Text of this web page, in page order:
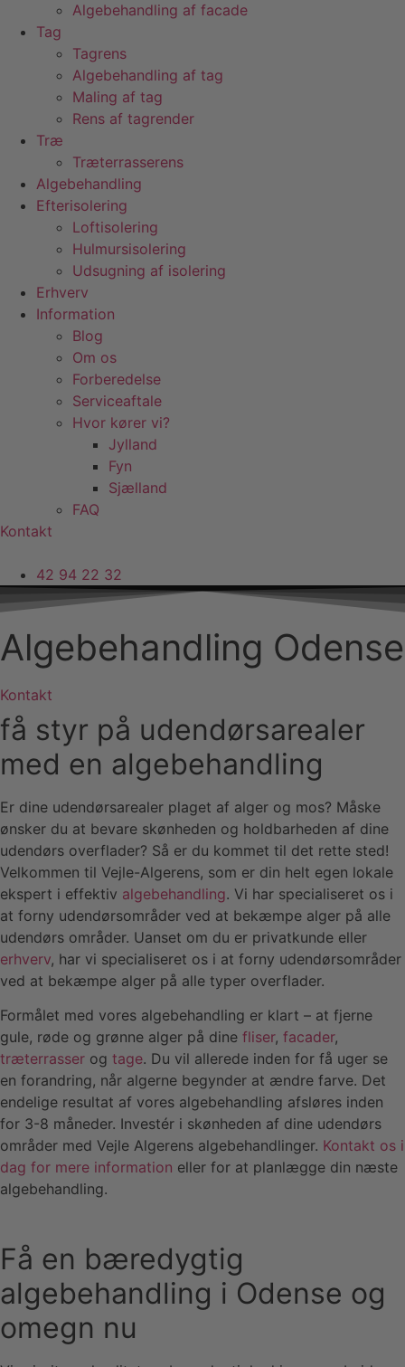
Algebehandling af facade
Tag
Tagrens
Algebehandling af tag
Maling af tag
Rens af tagrender
Træ
Træterrasserens
Algebehandling
Efterisolering
Loftisolering
Hulmursisolering
Udsugning af isolering
Erhverv
Information
Blog
Om os
Forberedelse
Serviceaftale
Hvor kører vi?
Jylland
Fyn
Sjælland
FAQ
Kontakt
42 94 22 32
Algebehandling Odense
Kontakt
få styr på udendørsarealer
med en algebehandling
Er dine udendørsarealer plaget af alger og mos? Måske
ønsker du at bevare skønheden og holdbarheden af dine
udendørs overflader? Så er du kommet til det rette sted!
Velkommen til Vejle-Algerens, som er din helt egen lokale
ekspert i effektiv algebehandling. Vi har specialiseret os i
at forny udendørsområder ved at bekæmpe alger på alle
udendørs områder. Uanset om du er privatkunde eller
erhverv, har vi specialiseret os i at forny udendørsområder
ved at bekæmpe alger på alle typer overflader.
Formålet med vores algebehandling er klart – at fjerne
gule, røde og grønne alger på dine fliser, facader,
træterrasser og tage. Du vil allerede inden for få uger se
en forandring, når algerne begynder at ændre farve. Det
endelige resultat af vores algebehandling afsløres inden
for 3-8 måneder. Investér i skønheden af dine udendørs
områder med Vejle Algerens algebehandlinger. Kontakt os i
dag for mere information eller for at planlægge din næste
algebehandling.
Få en bæredygtig
algebehandling i Odense og
omegn nu